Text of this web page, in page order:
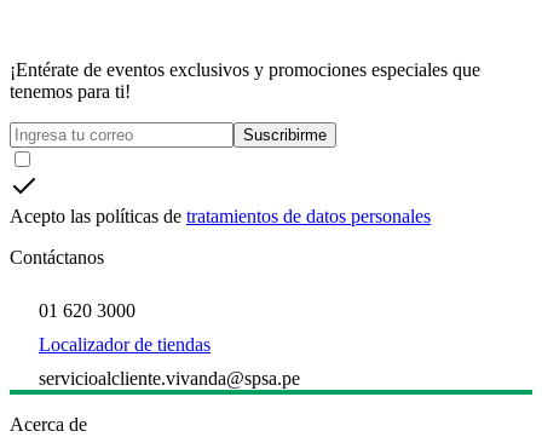
¡Entérate de eventos exclusivos y promociones especiales que
tenemos para ti!
Suscribirme
Acepto las políticas de tratamientos de datos personales
Contáctanos
01 620 3000
Localizador de tiendas
servicioalcliente.vivanda@spsa.pe
Acerca de